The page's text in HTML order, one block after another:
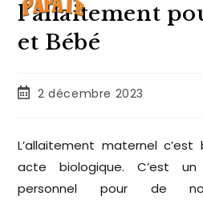
l’allaitement
et Bébé
2 décembre 2023
L’allaitement maternel c’est
acte biologique. C’est
personnel pour de